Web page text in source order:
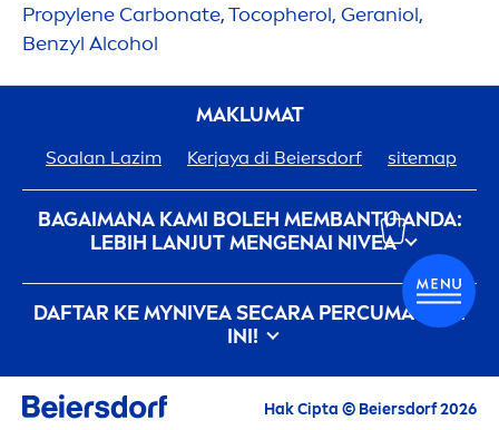
Propylene Carbonate, Tocopherol, Geraniol,
Benzyl Alcohol
MAKLUMAT
Soalan Lazim Kerjaya di Beiersdorf sitemap
BAGAIMANA KAMI BOLEH MEMBANTU ANDA:
LEBIH LANJUTMENGENAI NIVEA
privacy-policy
conditions-of-use
Hubungi Kami
imprint
DAFTAR KE MYNIVEASECARA PERCUMA HARI
INI!
Semua sorotan terkini, petua penjagaan,
Hak Cipta © Beiersdorf 2026